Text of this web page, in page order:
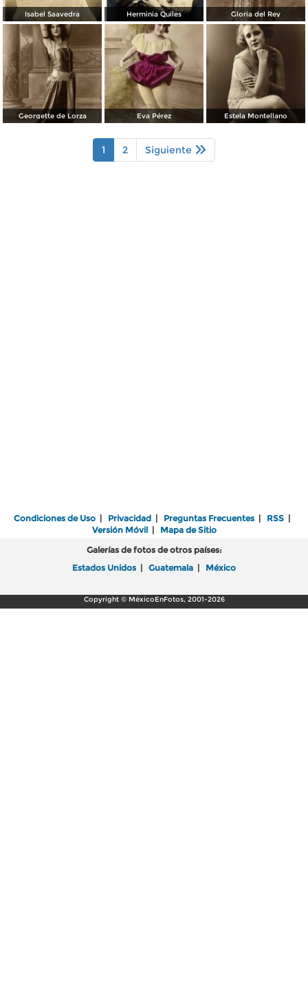
Isabel Saavedra Herminia Quiles Gloria del Rey
Georgette de Lorza Eva Pérez Estela Montellano
1 2 Siguiente
Condiciones de Uso | Privacidad | Preguntas Frecuentes | RSS |
Versión Móvil| Mapa de Sitio
Galerías de fotos de otros países:
Estados Unidos | Guatemala | México
Copyright © MéxicoEnFotos, 2001-2026